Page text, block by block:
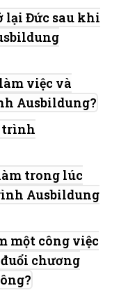
lại Đức sau khi
việc và
Ausbildung?
trình
trong lúc
Ausbildung
một công việc
chương